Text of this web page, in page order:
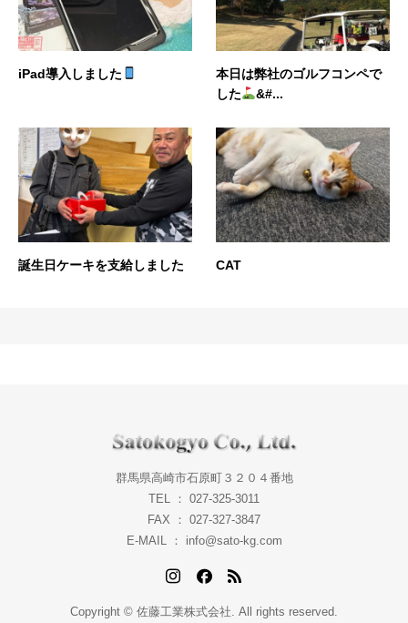
iPad導入しました
本日は弊社のゴルフコンペで
した
&#...
誕生日ケーキを支給しました CAT
群馬県高崎市石原町３２０４番地
TEL ： 027-325-3011
FAX ： 027-327-3847
E-MAIL ： info@sato-kg.com
Copyright © 佐藤工業株式会社. All rights reserved.